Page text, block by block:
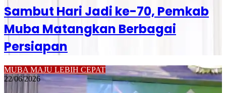
Sambut Hari Jadi ke-70, Pemkab
Muba Matangkan Berbagai
Persiapan
MUBA MAJU LEBIH CEPAT
22/06/2026